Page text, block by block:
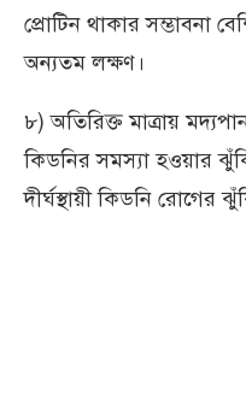
প্রোটিন থাকার সম্ভাবনা
অন্যতম লক্ষণ।
৮) অতিরিক্ত মাত্রায়
কিডনির সমস্যা হওয়ার ঝুঁকি
দীর্ঘস্থায়ী কিডনি রোগের